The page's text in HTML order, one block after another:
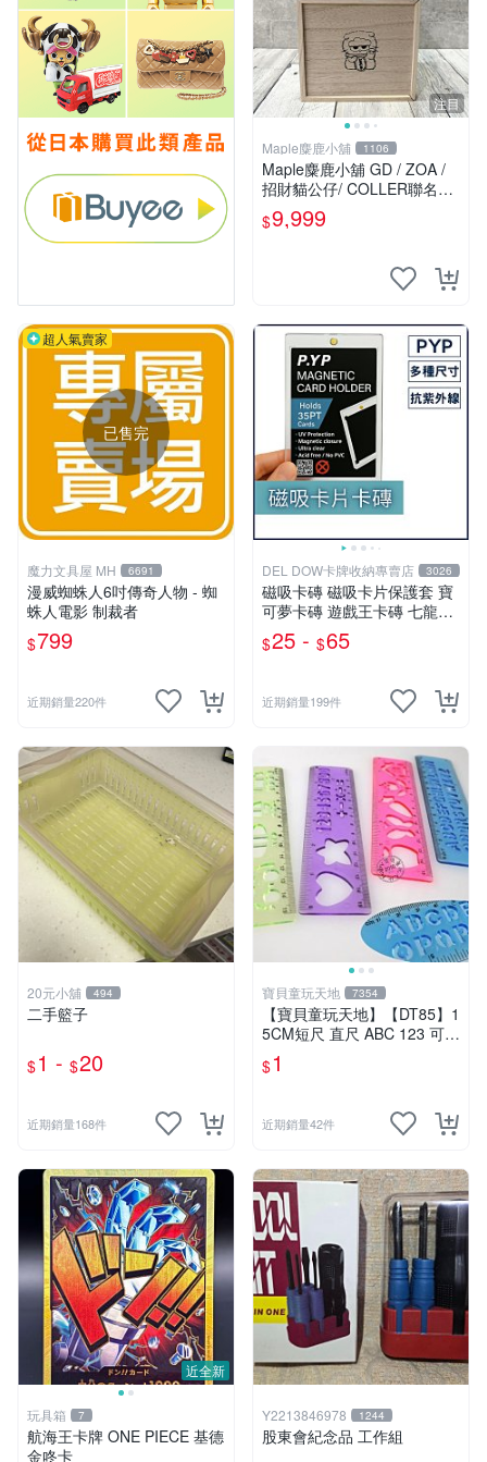
注目
Maple麋鹿小舖 1106
Maple麋鹿小舖 GD / ZOA /
招財貓公仔/ COLLER聯名肩
背包 / 零錢包 限高雄面交
$9,999
超人氣賣家
已售完
魔力文具屋 MH 6691
漫威蜘蛛人6吋傳奇人物 - 蜘
蛛人電影 制裁者
$799
近期銷量220件
DEL DOW卡牌收納專賣店 3026
磁吸卡磚 磁吸卡片保護套 寶
可夢卡磚 遊戲王卡磚 七龍珠
球員卡 球衣卡 35PT 55PT 1
00PT 130PT 180PT
$25 - $65
近期銷量199件
20元小舖 494
二手籃子
$1 - $20
近期銷量168件
寶貝童玩天地 7354
【寶貝童玩天地】【DT85】1
5CM短尺 直尺 ABC 123 可愛
花樣~1支 特價1元
$1
近期銷量42件
近全新
玩具箱 7
航海王卡牌 ONE PIECE 基德
金咚卡
Y2213846978 1244
股東會紀念品 工作組